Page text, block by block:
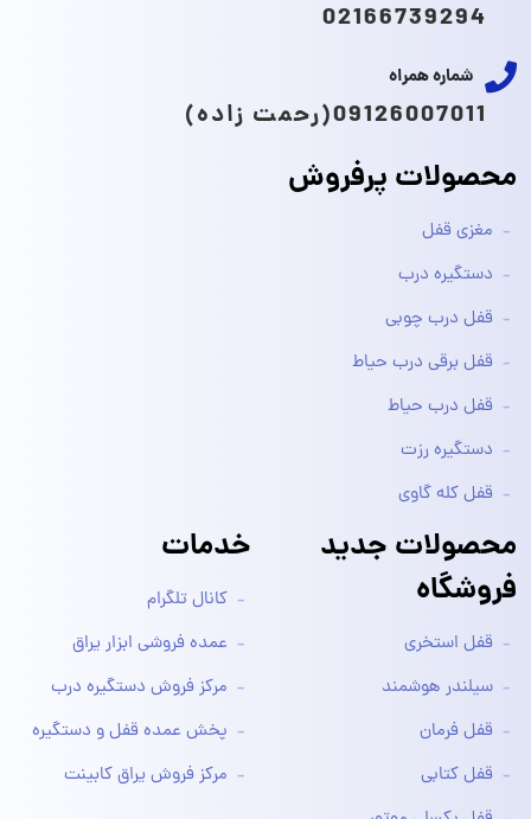
02166739294
شماره همراه
09126007011(رحمت زاده)
محصولات پرفروش
مغزی قفل
دستگیره درب
قفل درب چوبی
قفل برقی درب حیاط
قفل درب حیاط
دستگیره رزت
قفل کله گاوی
محصولات جدید
فروشگاه
قفل استخری
سیلندر هوشمند
قفل فرمان
قفل کتابی
خدمات
کانال تلگرام
عمده فروشی ابزار یراق
مرکز فروش دستگیره درب
پخش عمده قفل و دستگیره
مرکز فروش یراق کابینت